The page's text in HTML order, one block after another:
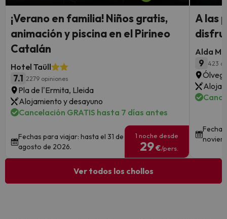
¡Verano en familia! Niños gratis,
animación y piscina en el Pirineo
Catalán
Hotel Taüll
7.1 2279 opiniones
Pla de l'Ermita, Lleida
Alojamiento y desayuno
Cancelación GRATIS hasta 7 días antes
Fechas para viajar: hasta el 31 de
agosto de 2026.
1 noche desde
29€/pers.
A las
Alda
9 423
Ver todos los chollos